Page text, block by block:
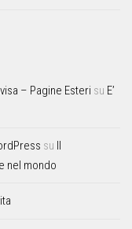
– Pagine Esteri su E’
su
nel mondo